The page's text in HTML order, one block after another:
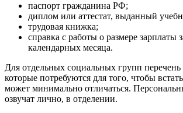
паспорт гражданина РФ;
диплом или аттестат, выданный
трудовая книжка;
справка с работы о размере зарплаты
календарных месяца.
Для отдельных социальных групп перечень
которые потребуются для того, чтобы
может минимально отличаться.
озвучат лично, в отделении.